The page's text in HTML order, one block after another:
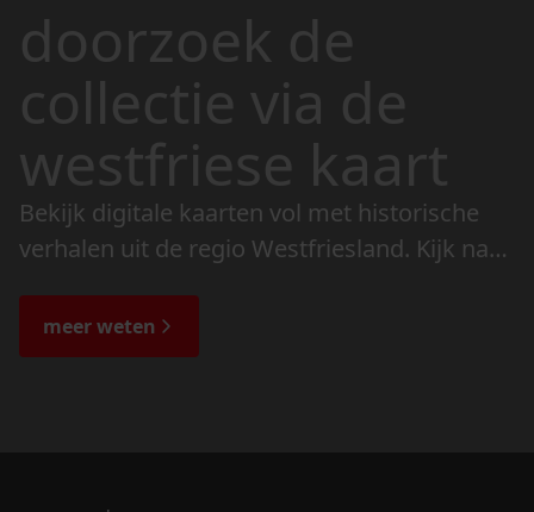
doorzoek de
collectie via de
westfriese kaart
Bekijk digitale kaarten vol met historische
verhalen uit de regio Westfriesland. Kijk naar
de bijzondere verhalen.
meer weten